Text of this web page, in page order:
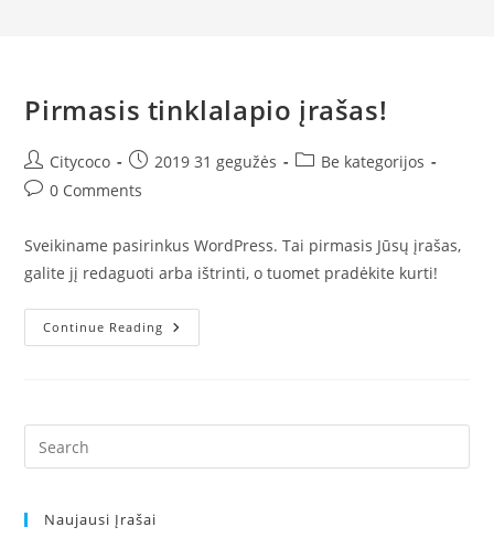
Pirmasis tinklalapio įrašas!
Post
author:
Citycoco
Post
published:
2019 31 gegužės
PostBe kategorijos
Post0 Comments
Sveikiname pasirinkus WordPress. Tai pirmasis Jūsų įrašas,
galite jį redaguoti arba ištrinti, o tuomet pradėkite kurti!
Continue Reading Pirmasis
Tinklalapio
Naujausi Įrašai